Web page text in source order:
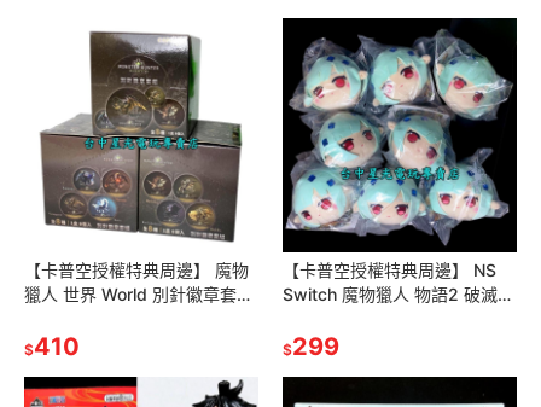
【卡普空授權特典周邊】 魔物
獵人 世界 World 別針徽章套組
中星光電玩
$410
【卡普空授權特典周邊】 NS
Switch 魔物獵人 物語2 破滅之
【台中星光電玩】
$299